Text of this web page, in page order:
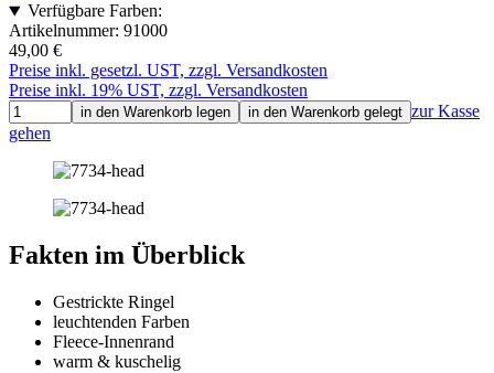
Verfügbare Farben:
Artikelnummer: 91000
49,00 €
Preise inkl. gesetzl. UST, zzgl. Versandkosten
Preise inkl. 19% UST, zzgl. Versandkosten
in den Warenkorb legen in den Warenkorb gelegt zur Kasse
gehen
Fakten im Überblick
Gestrickte Ringel
leuchtenden Farben
Fleece-Innenrand
warm & kuschelig